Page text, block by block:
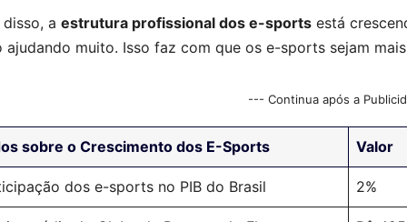
a estrutura profissional dos e-sportsestá
ajudando muito. Isso faz com que os e-sports sejam
--- Continua após a
sobre o Crescimento dos E-Sports Valor
dos e-sports no PIB do Brasil 2%